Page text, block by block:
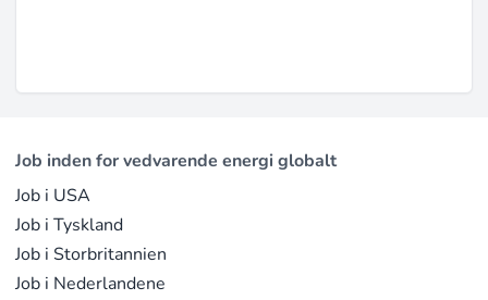
Job inden for vedvarende energi globalt
Job i USA
Job i Tyskland
Job i Storbritannien
Job i Nederlandene